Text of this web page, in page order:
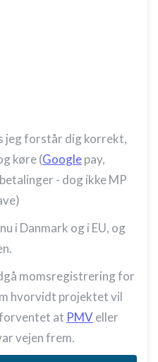
jeg forstår dig korrekt,
køre (Googlepay,
- dog ikke MP
i Danmark og i EU, og
momsregistrering for
hvorvidt projektet vil
forventet at PMVeller
vejen frem.